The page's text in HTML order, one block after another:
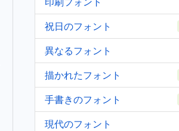
祝日のフォント
異なるフォント
描かれたフォント
手書きのフォント
現代のフォント